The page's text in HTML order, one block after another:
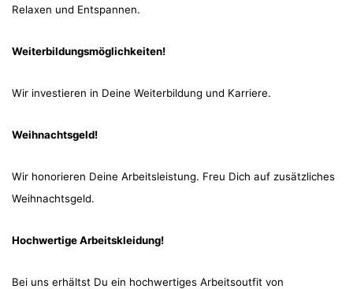
Relaxen und Entspannen.
Weiterbildungsmöglichkeiten!
Wir investieren in Deine Weiterbildung und Karriere.
Weihnachtsgeld!
Wir honorieren Deine Arbeitsleistung. Freu Dich auf zusätzliches
Weihnachtsgeld.
Hochwertige Arbeitskleidung!
Bei uns erhältst Du ein hochwertiges Arbeitsoutfit von